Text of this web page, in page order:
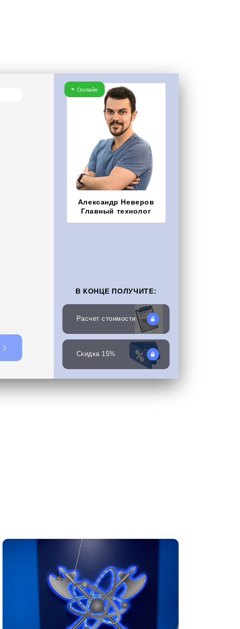
Онлайн
Александр Неверов
Главный технолог
В КОНЦЕ ПОЛУЧИТЕ:
Расчет стоимости
Скидка 15%